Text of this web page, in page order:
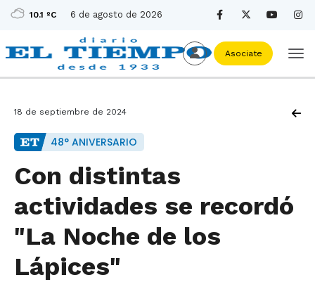
10.1 ºC 6 de agosto de 2026
Asociate
18 de septiembre de 2024
48° ANIVERSARIO
Con distintas
actividades se recordó
"La Noche de los
Lápices"